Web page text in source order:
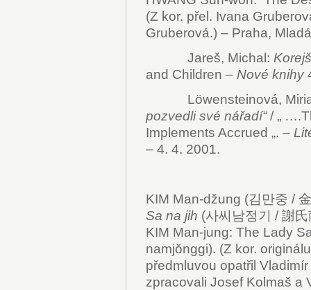
(Z kor. přel. Ivana
Gruberová.) – Praha,
Jareš, Michal:
and Children – Nové knihy
Löwensteinová,
pozvedli své nářadí“/ „
Implements Accrued „. –
– 4. 4. 2001.
KIM Man-džung (김만중 /
Sa na jih (사씨남정기 / 謝
KIM Man-jung: The Lady
namjŏnggi). (Z kor.
předmluvou opatřil
zpracovali Josef Kolmaš a